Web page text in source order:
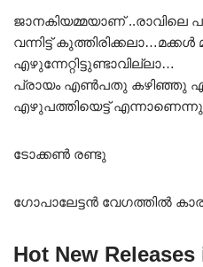
ജാനകിയമ്മയാണ്
വന്നിട്ട്
എഴുന്നേറ്റിട്ടുണ്ടാവില്ലാ…
പ്രായം എൺപതു കഴിഞ്ഞു
എഴുപത്തിയെട്ട്
ടോക്കൺ രണ്ടു
ഗോപാലേട്ടൻ വേഗത്തിൽ
Hot New